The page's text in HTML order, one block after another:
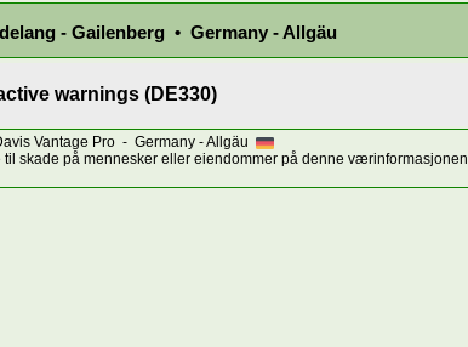
- Gailenberg • Germany - Allgäu
warnings (DE330)
Vantage Pro - Germany - Allgäu
skade på mennesker eller eiendommer på denne værinformasjonen.